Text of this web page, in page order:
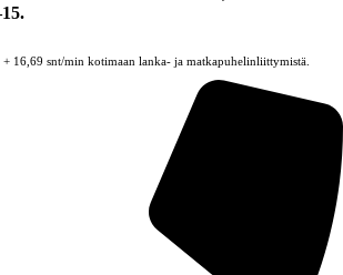
16,69 snt/min kotimaan lanka- ja matkapuhelinliittymistä.